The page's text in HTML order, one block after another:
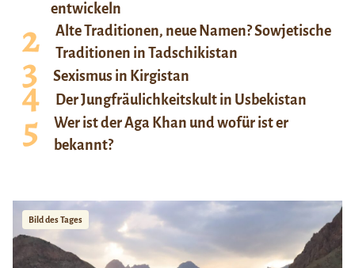
entwickeln
Alte Traditionen, neue Namen? Sowjetische
Traditionen in Tadschikistan
Sexismus in Kirgistan
Der Jungfräulichkeitskult in Usbekistan
Wer ist der Aga Khan und wofür ist er
bekannt?
Bild des Tages